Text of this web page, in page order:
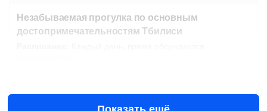
Незабываемая прогулка по основным
достопримечательностям Тбилиси
$15 за человека